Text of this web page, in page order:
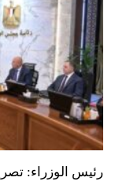
رئيس الوزراء: